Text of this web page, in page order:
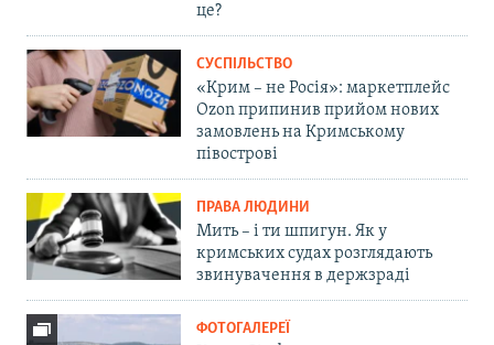
це?
СУСПІЛЬСТВО
«Крим – не Росія»: маркетплейс
Ozon припинив прийом нових
замовлень на Кримському
півострові
ПРАВА ЛЮДИНИ
Мить – і ти шпигун. Як у
кримських судах розглядають
звинувачення в держзраді
ФОТОГАЛЕРЕЇ